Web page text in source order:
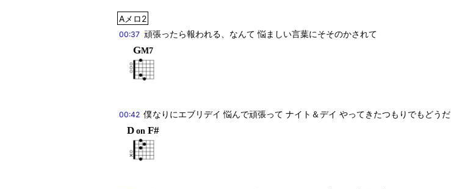
Aメロ2
00:37 頑張ったら報われる、なんて 悩ましい言葉にそそのかされて
GM7
00:42 僕なりにエブリデイ 悩んで頑張って ナイト＆デイ やってきたつもりでもどうだ
D on F#